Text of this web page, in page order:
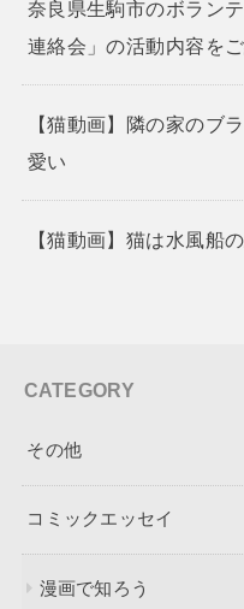
奈良県生駒市のボラン
連絡会」の活動内容を
【猫動画】隣の家のブ
愛い
【猫動画】猫は水風船
CATEGORY
その他
コミックエッセイ
漫画で知ろう